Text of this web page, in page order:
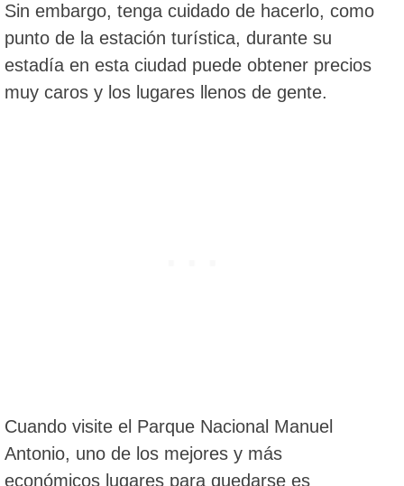
Sin embargo, tenga cuidado de hacerlo, como
punto de la estación turística, durante su
estadía en esta ciudad puede obtener precios
muy caros y los lugares llenos de gente.
Cuando visite el Parque Nacional Manuel
Antonio, uno de los mejores y más
económicos lugares para quedarse es